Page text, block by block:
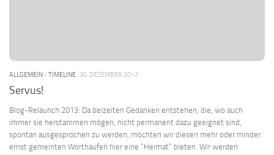
ALLGEMEIN/ TIMELINE 30. DEZEMBER 2012
Servus!
Blog-Relaunch 2013: Da beizeiten Gedanken entstehen, die, wo auch
immer sie herstammen mögen, nicht permanent dazu geeignet sind,
spontan ausgesprochen zu werden, möchten wir diesen mehr oder minder
ernst gemeinten Worthaufen hier eine “Heimat” bieten. Wir werden